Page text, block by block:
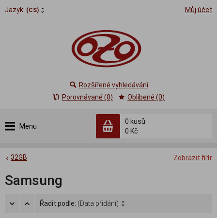
Jazyk: (CS) Můj účet
Menu
0 kusů
0 Kč
Rozšířené vyhledávání
Porovnávané (0)
Oblíbené (0)
Zobrazit filtr
32GB
Samsung
Řadit podle: (Data přidání)